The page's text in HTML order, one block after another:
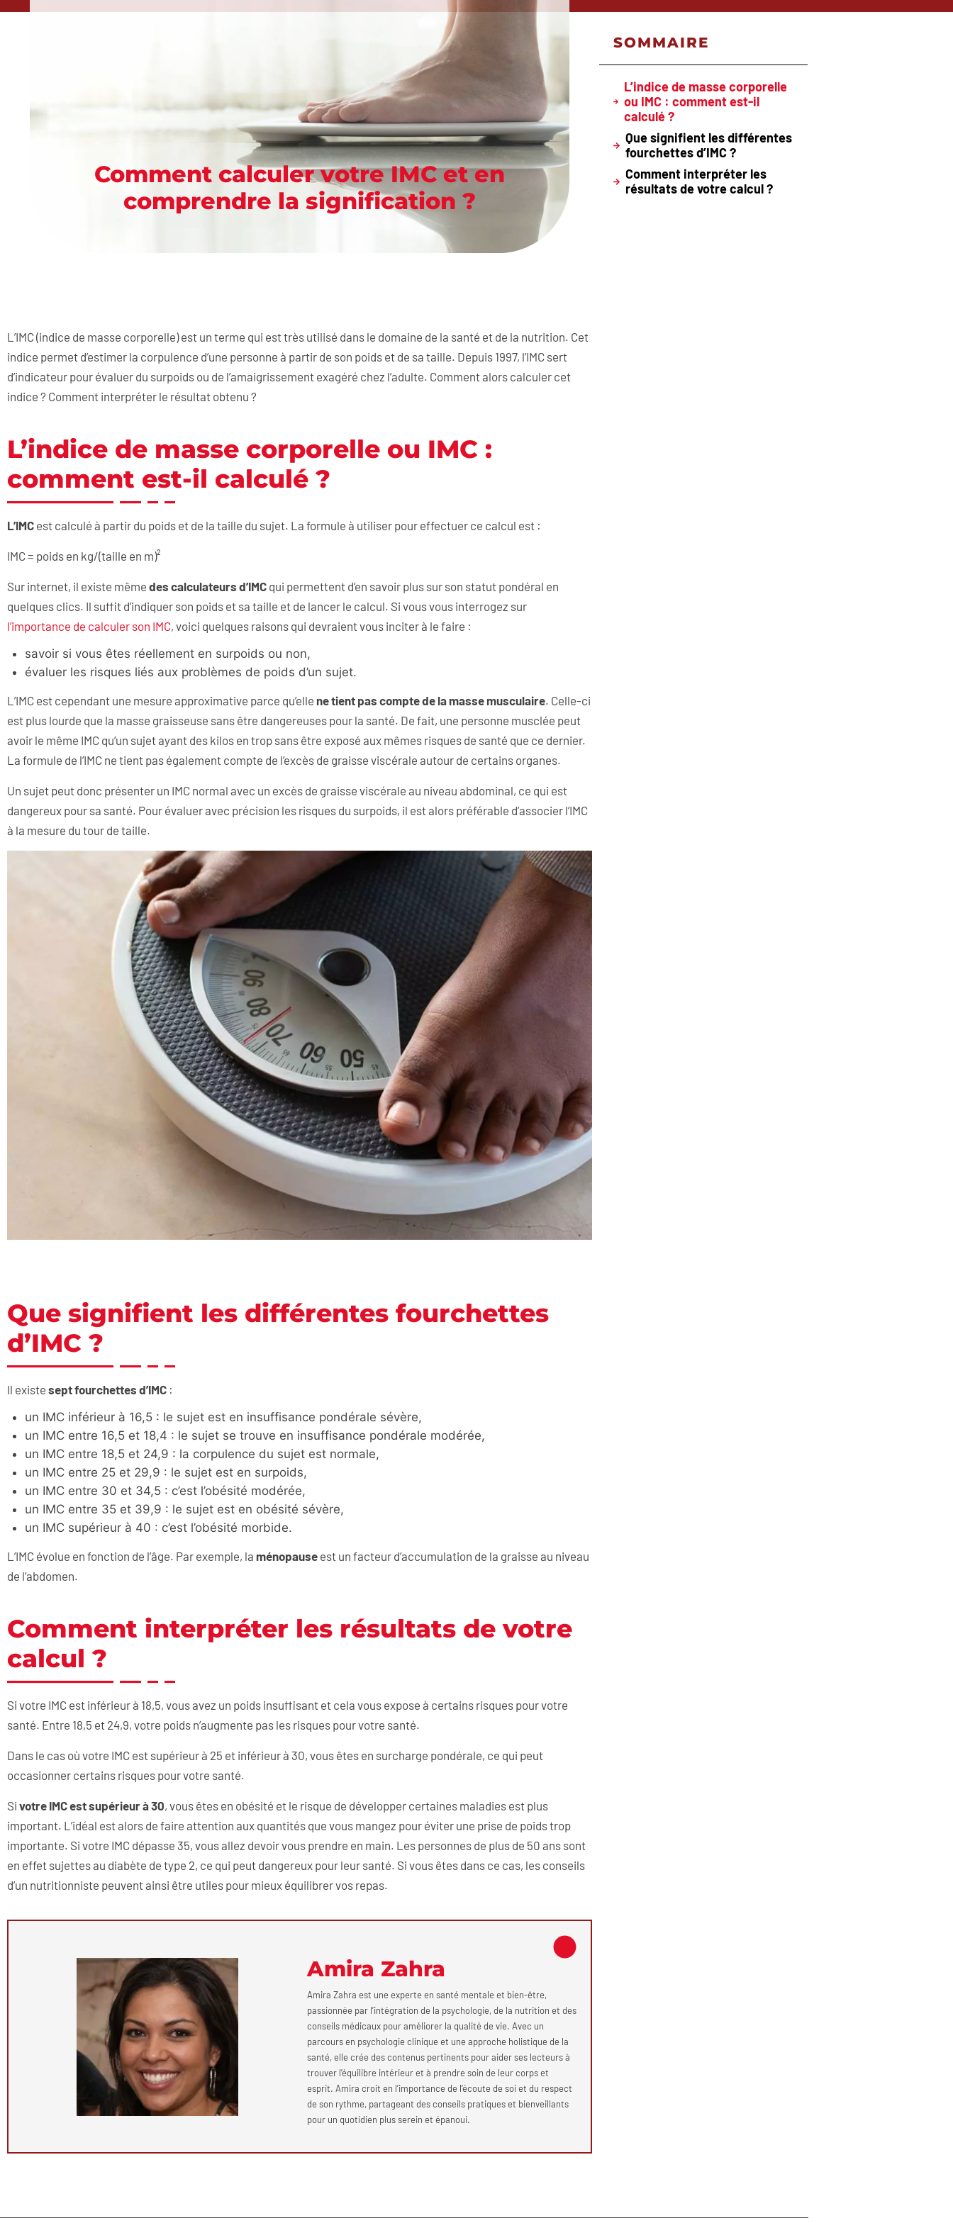
Comment calculer votre IMC et en
comprendre la signification ?
L’IMC (indice de masse corporelle) est un terme qui est très utilisé dans le domaine de la santé et de la nutrition. Cet
indice permet d’estimer la corpulence d’une personne à partir de son poids et de sa taille. Depuis 1997, l’IMC sert
d’indicateur pour évaluer du surpoids ou de l’amaigrissement exagéré chez l’adulte. Comment alors calculer cet
indice ? Comment interpréter le résultat obtenu ?
L’indice de masse corporelle ou IMC :
comment est-il calculé ?
L’IMC est calculé à partir du poids et de la taille du sujet. La formule à utiliser pour effectuer ce calcul est :
IMC = poids en kg/(taille en m)²
Sur internet, il existe même des calculateurs d’IMC qui permettent d’en savoir plus sur son statut pondéral en
quelques clics. Il suffit d’indiquer son poids et sa taille et de lancer le calcul. Si vous vous interrogez sur
l’importance de calculer son IMC, voici quelques raisons qui devraient vous inciter à le faire :
savoir si vous êtes réellement en surpoids ou non,
évaluer les risques liés aux problèmes de poids d’un sujet.
L’IMC est cependant une mesure approximative parce qu’elle ne tient pas compte de la masse musculaire. Celle-ci
est plus lourde que la masse graisseuse sans être dangereuses pour la santé. De fait, une personne musclée peut
avoir le même IMC qu’un sujet ayant des kilos en trop sans être exposé aux mêmes risques de santé que ce dernier.
La formule de l’IMC ne tient pas également compte de l’excès de graisse viscérale autour de certains organes.
Un sujet peut donc présenter un IMC normal avec un excès de graisse viscérale au niveau abdominal, ce qui est
dangereux pour sa santé. Pour évaluer avec précision les risques du surpoids, il est alors préférable d’associer l’IMC
à la mesure du tour de taille.
Que signifient les différentes fourchettes
d’IMC ?
Il existe sept fourchettes d’IMC :
un IMC inférieur à 16,5 : le sujet est en insuffisance pondérale sévère,
un IMC entre 16,5 et 18,4 : le sujet se trouve en insuffisance pondérale modérée,
un IMC entre 18,5 et 24,9 : la corpulence du sujet est normale,
un IMC entre 25 et 29,9 : le sujet est en surpoids,
un IMC entre 30 et 34,5 : c’est l’obésité modérée,
un IMC entre 35 et 39,9 : le sujet est en obésité sévère,
un IMC supérieur à 40 : c’est l’obésité morbide.
L’IMC évolue en fonction de l’âge. Par exemple, la ménopause est un facteur d’accumulation de la graisse au niveau
de l’abdomen.
Comment interpréter les résultats de votre
calcul ?
Si votre IMC est inférieur à 18,5, vous avez un poids insuffisant et cela vous expose à certains risques pour votre
santé. Entre 18,5 et 24,9, votre poids n’augmente pas les risques pour votre santé.
Dans le cas où votre IMC est supérieur à 25 et inférieur à 30, vous êtes en surcharge pondérale, ce qui peut
occasionner certains risques pour votre santé.
Si votre IMC est supérieur à 30, vous êtes en obésité et le risque de développer certaines maladies est plus
important. L’idéal est alors de faire attention aux quantités que vous mangez pour éviter une prise de poids trop
importante. Si votre IMC dépasse 35, vous allez devoir vous prendre en main. Les personnes de plus de 50 ans sont
en effet sujettes au diabète de type 2, ce qui peut dangereux pour leur santé. Si vous êtes dans ce cas, les conseils
d’un nutritionniste peuvent ainsi être utiles pour mieux équilibrer vos repas.
Amira Zahra
Amira Zahra est une experte en santé mentale et bien-être,
passionnée par l’intégration de la psychologie, de la nutrition et des
conseils médicaux pour améliorer la qualité de vie. Avec un
parcours en psychologie clinique et une approche holistique de la
santé, elle crée des contenus pertinents pour aider ses lecteurs à
trouver l’équilibre intérieur et à prendre soin de leur corps et
esprit. Amira croit en l’importance de l’écoute de soi et du respect
de son rythme, partageant des conseils pratiques et bienveillants
pour un quotidien plus serein et épanoui.
SOMMAIRE
L’indice de masse corporelle
ou IMC : comment est-il
calculé ?
Que signifient les différentes
fourchettes d’IMC ?
Comment interpréter les
résultats de votre calcul ?